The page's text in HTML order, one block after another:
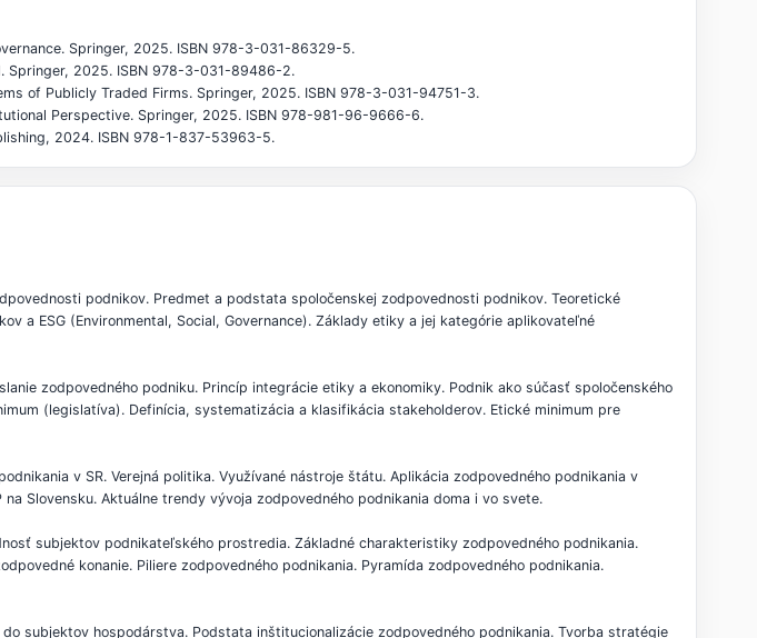
Springer, 2025. ISBN 978-3-031-86329-5.
Springer, 2025. ISBN 978-3-031-89486-2.
of Publicly Traded Firms. Springer, 2025. ISBN 978-3-031-94751-3.
Perspective. Springer, 2025. ISBN 978-981-96-9666-6.
2024. ISBN 978-1-837-53963-5.
podnikov. Predmet a podstata spoločenskej zodpovednosti podnikov. Teoretické
a ESG (Environmental, Social, Governance). Základy etiky a jej kategórie aplikovateľné
zodpovedného podniku. Princíp integrácie etiky a ekonomiky. Podnik ako súčasť spoločenského
(legislatíva). Definícia, systematizácia a klasifikácia stakeholderov. Etické minimum pre
v SR. Verejná politika. Využívané nástroje štátu. Aplikácia zodpovedného podnikania v
Slovensku. Aktuálne trendy vývoja zodpovedného podnikania doma i vo svete.
subjektov podnikateľského prostredia. Základné charakteristiky zodpovedného podnikania.
konanie. Piliere zodpovedného podnikania. Pyramída zodpovedného podnikania.
subjektov hospodárstva. Podstata inštitucionalizácie zodpovedného podnikania. Tvorba stratégie